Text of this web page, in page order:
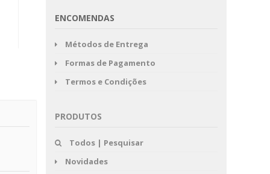
ENCOMENDAS
Métodos de Entrega
Formas de Pagamento
Termos e Condições
PRODUTOS
Todos | Pesquisar
Novidades